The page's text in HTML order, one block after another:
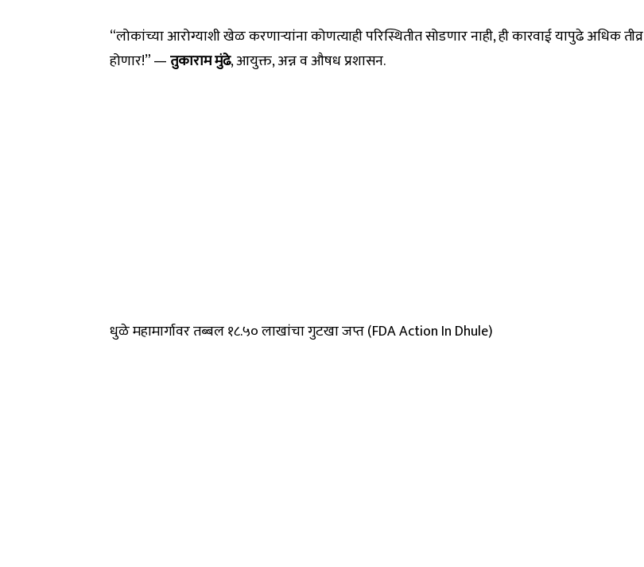
“लोकांच्या आरोग्याशी खेळ करणाऱ्यांना कोणत्याही परिस्थितीत सोडणार नाही, ही कारवाई यापुढे अधिक तीव्र
होणार!” —तुकाराम मुंढे, आयुक्त, अन्न व औषध प्रशासन.
धुळे महामार्गावर तब्बल १८.५० लाखांचा गुटखा जप्त (FDA Action In Dhule)